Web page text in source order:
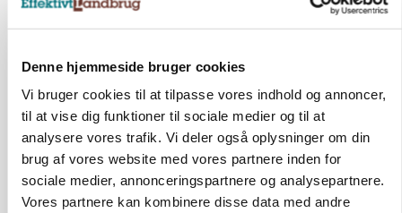
Denne hjemmeside bruger cookies
Vi bruger cookies til at tilpasse vores indhold og annoncer,
til at vise dig funktioner til sociale medier og til at
analysere vores trafik. Vi deler også oplysninger om din
brug af vores website med vores partnere inden for
sociale medier, annonceringspartnere og analysepartnere.
Vores partnere kan kombinere disse data med andre
KVÆG
Snart kan man søge tilskud til naturprojekter
PLANTER